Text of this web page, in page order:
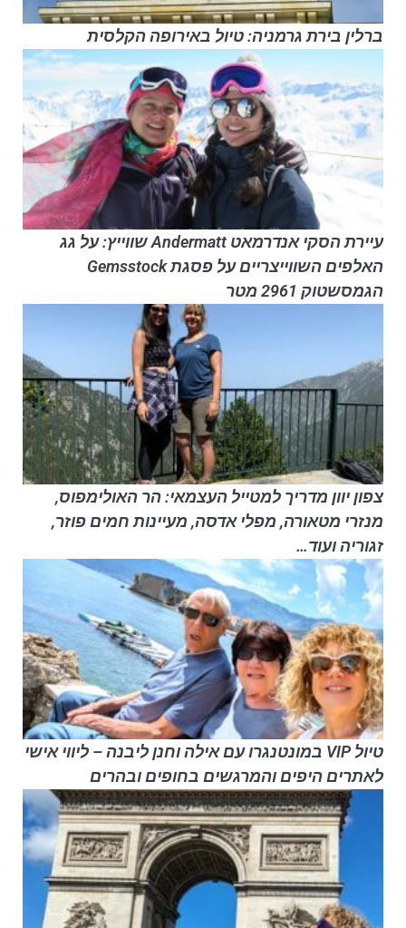
ברלין בירת גרמניה: טיול באירופה הקלסית
עיירת הסקי אנדרמאט Andermatt שווייץ: על גג
האלפים השווייצריים על פסגת Gemsstock
הגמסשטוק 2961 מטר
צפון יוון מדריך למטייל העצמאי: הר האולימפוס,
מנזרי מטאורה, מפלי אדסה, מעיינות חמים פוזר,
זגוריה ועוד…
טיול VIP במונטנגרו עם אילה וחנן ליבנה – ליווי אישי
לאתרים היפים והמרגשים בחופים ובהרים